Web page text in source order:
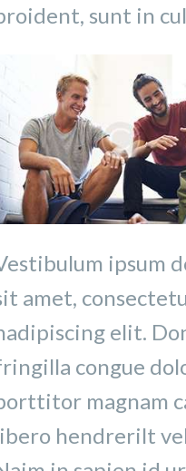
sunt in
ipsum
amet,
elit.
congue
magnam
hendrerilt